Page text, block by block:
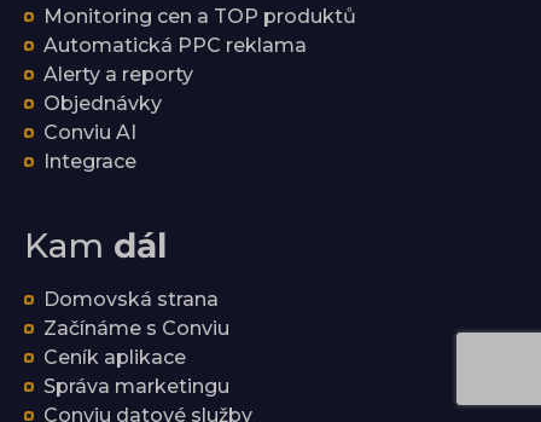
Monitoring cen a TOP produktů
Automatická PPC reklama
Alerty a reporty
Objednávky
Conviu AI
Integrace
Kam dál
Domovská strana
Začínáme s Conviu
Ceník aplikace
Správa marketingu
Conviu datové služby